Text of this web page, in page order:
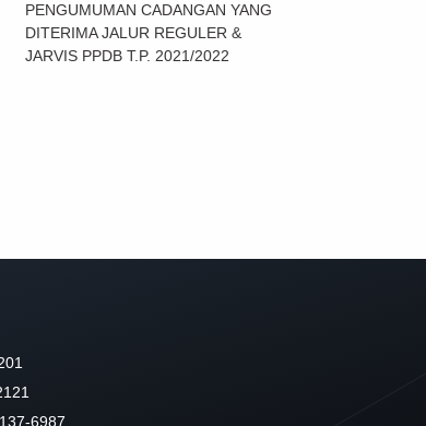
PENGUMUMAN CADANGAN YANG
DITERIMA JALUR REGULER &
JARVIS PPDB T.P. 2021/2022
6987